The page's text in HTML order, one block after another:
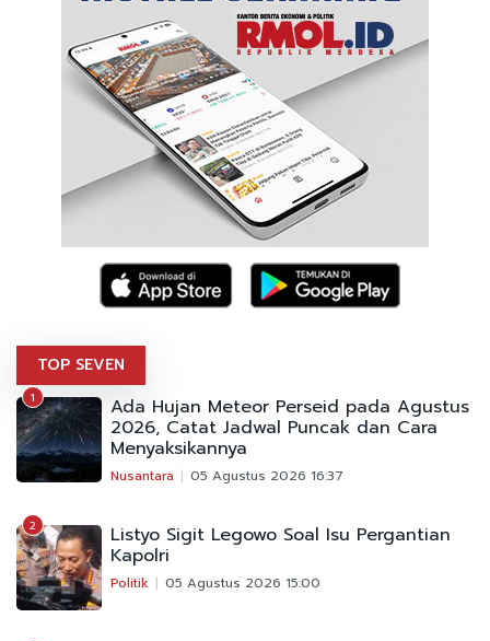
TOP SEVEN
1 Ada Hujan Meteor Perseid pada Agustus
2026, Catat Jadwal Puncak dan Cara
Menyaksikannya
Nusantara 05 Agustus 2026 16:37
2 Listyo Sigit Legowo Soal Isu Pergantian
Kapolri
Politik 05 Agustus 2026 15:00